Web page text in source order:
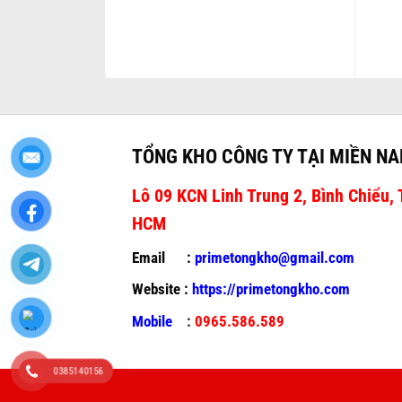
TỔNG KHO CÔNG TY TẠI MIỀN
Lô 09 KCN Linh Trung 2, Bình Chiểu,
HCM
Email : primetongkho@gmail.com
Website : https://primetongkho.com
Mobile : 0965.586.589
0385140156